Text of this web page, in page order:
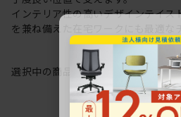
インテリア性の高いデザインテイス
を兼ね備えた在宅ワークにも最適な
選択中の商品情報保証 注意事項